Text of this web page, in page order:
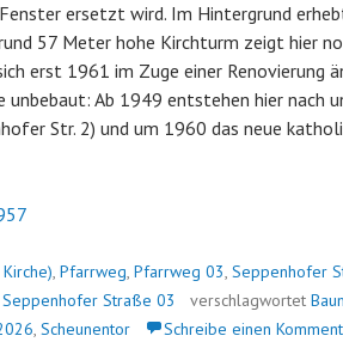
ersetzt wird. Im Hintergrund
57 Meter hohe Kirchturm zeigt hier
erst 1961 im Zuge einer Renovierung
Ab 1949 entstehen hier nach
Str. 2) und um 1960 das neue
, Pfarrweg, Pfarrweg 03, Seppenhofer
Seppenhofer Straße 03 verschlagwortet
, Scheunentor Schreibe einen